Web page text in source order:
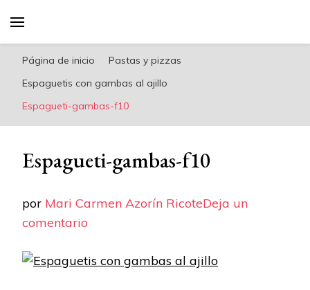
riconoricote.com es un blog de cocina sana,
fácil, saludable y dieta mediterránea
Página de inicio
Pastas y pizzas
Espaguetis con gambas al ajillo
Espagueti-gambas-f10
Espagueti-gambas-f10
por Mari Carmen Azorín RicoteDeja un
comentario
gambas-